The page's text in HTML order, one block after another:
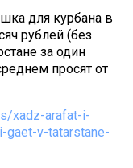
для курбана в
рублей (без
за один
просят от
xadz-arafat-i-
gaet-v-tatarstane-